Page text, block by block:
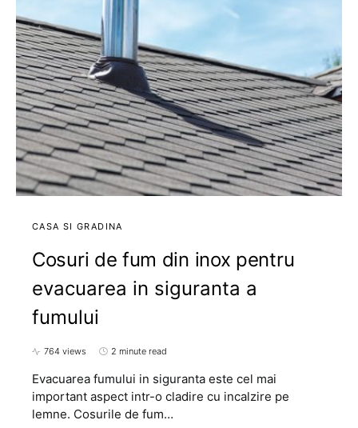
CASA SI GRADINA
Cosuri de fum din inox pentru
evacuarea in siguranta a
fumului
764 views 2 minute read
Evacuarea fumului in siguranta este cel mai
important aspect intr-o cladire cu incalzire pe
lemne. Cosurile de fum…